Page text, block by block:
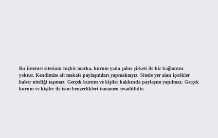
Bu internet sitesinin hiçbir marka, kurum yada şahıs şirketi ile bir bağlantısı
yoktur. Kendimize ait makale paylaşımları yapmaktayız. Sitede yer alan içerikler
haber niteliği taşımaz. Gerçek kurum ve kişiler hakkında paylaşım yapılmaz. Gerçek
kurum ve kişiler ile isim benzerlikleri tamamen tesadüfidir.